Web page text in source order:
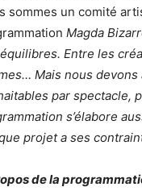
sommes un comité
Magda
Entre les
Mais nous
par spectacle,
s’élabore
projet a ses
de la